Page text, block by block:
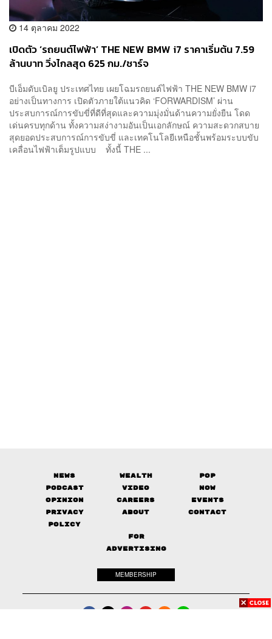
14 ตุลาคม 2022
เปิดตัว ‘รถยนต์ไฟฟ้า’ THE NEW BMW i7 ราคาเริ่มต้น 7.59
ล้านบาท วิ่งไกลสุด 625 กม./ชาร์จ
บีเอ็มดับเบิลยู ประเทศไทย เผยโฉมรถยนต์ไฟฟ้า THE NEW BMW i7
อย่างเป็นทางการ เปิดตัวภายใต้แนวคิด ‘FORWARDISM’ ผ่าน
ประสบการณ์การขับขี่ที่ดีที่สุดและความมุ่งมั่นด้านความยั่งยืน โดด
เด่นครบทุกด้าน ทั้งความสง่างามอันเป็นเอกลักษณ์ ความสะดวกสบาย
สุดยอดประสบการณ์การขับขี่ และเทคโนโลยีเหนือชั้นพร้อมระบบขับ
เคลื่อนไฟฟ้าเต็มรูปแบบ ทั้งนี้ THE ...
News Wealth
Pop
Podcast
Video
Now
Opinion
Careers
Events
Privacy
Policy
About Contact
FOR
ADVERTISING
MEMBERSHIP